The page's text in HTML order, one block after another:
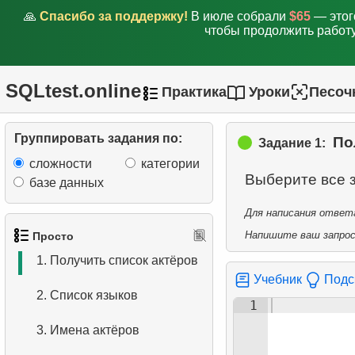
🙏 Спасибо за поддержку! В июле собрали $65 —
чтобы продолжить
SQLtest.online Практика Уроки
Группировать задания по:
сложности
категории
базе данных
Просто
1. Получить список актёров
2. Список языков
3. Имена актёров
Задание 1:
Выберите все
Для написания
Напишите ваш
Учебник
1